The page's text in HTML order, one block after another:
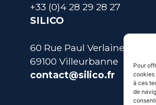
Pour
cookies
à ces
de
+33 (0)4 28 29 28 27
SILICO
60 Rue Paul Verlaine
69100 Villeurbanne
contact@silico.fr